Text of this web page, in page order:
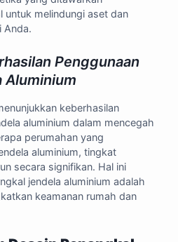
untuk melindungi aset dan
Anda.
Penggunaan
Aluminium
keberhasilan
aluminium dalam mencegah
perumahan yang
aluminium, tingkat
secara signifikan. Hal ini
jendela aluminium adalah
keamanan rumah dan